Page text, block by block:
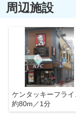
周辺施設
約80m／1分